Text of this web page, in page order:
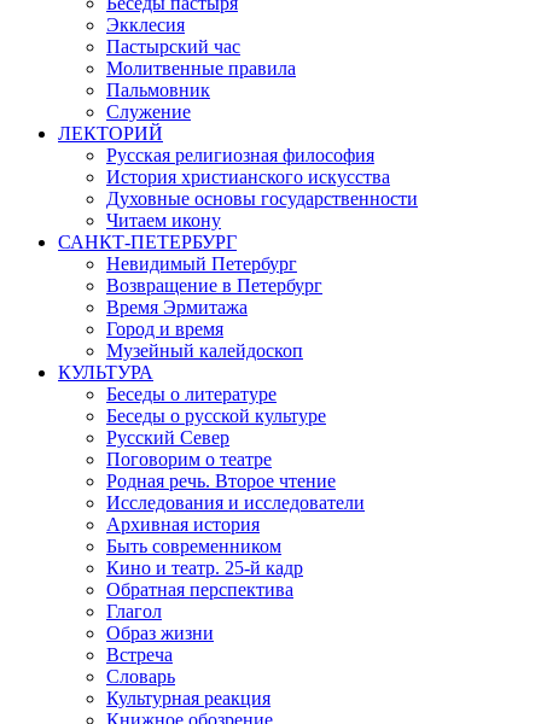
Экклесия
Пастырский час
Молитвенные правила
Пальмовник
Служение
ЛЕКТОРИЙ
Русская религиозная философия
История христианского искусства
Духовные основы государственности
Читаем икону
САНКТ-ПЕТЕРБУРГ
Невидимый Петербург
Возвращение в Петербург
Время Эрмитажа
Город и время
Музейный калейдоскоп
КУЛЬТУРА
Беседы о литературе
Беседы о русской культуре
Русский Север
Поговорим о театре
Родная речь. Второе чтение
Исследования и исследователи
Архивная история
Быть современником
Кино и театр. 25-й кадр
Обратная перспектива
Глагол
Образ жизни
Встреча
Словарь
Культурная реакция
Книжное обозрение